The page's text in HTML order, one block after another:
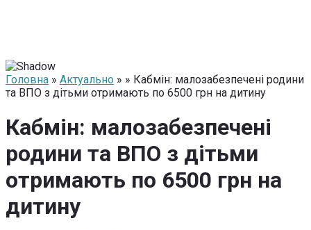
Головна » Актуально » » Кабмін: малозабезпечені родини
та ВПО з дітьми отримають по 6500 грн на дитину
Кабмін: малозабезпечені
родини та ВПО з дітьми
отримають по 6500 грн на
дитину